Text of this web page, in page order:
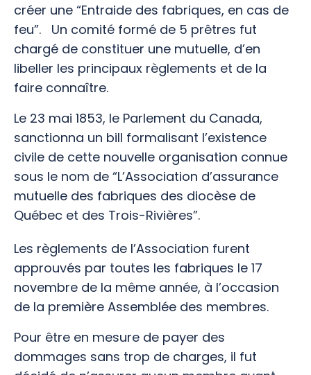
créer une “Entraide des fabriques, en cas de
feu”. Un comité formé de 5 prêtres fut
chargé de constituer une mutuelle, d’en
libeller les principaux règlements et de la
faire connaître.
Le 23 mai 1853, le Parlement du Canada,
sanctionna un bill formalisant l’existence
civile de cette nouvelle organisation connue
sous le nom de “L’Association d’assurance
mutuelle des fabriques des diocèse de
Québec et des Trois-Rivières”.
Les règlements de l’Association furent
approuvés par toutes les fabriques le 17
novembre de la même année, à l’occasion
de la première Assemblée des membres.
Pour être en mesure de payer des
dommages sans trop de charges, il fut